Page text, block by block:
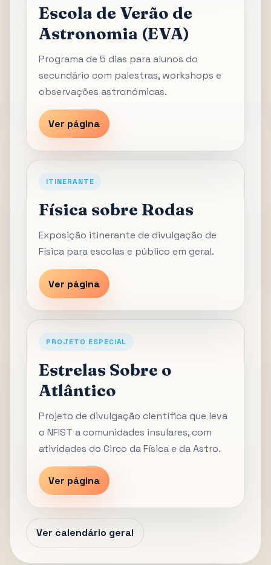
Escola de Verão de
Astronomia (EVA)
Programa de 5 dias para alunos do
secundário com palestras, workshops e
observações astronómicas.
Ver página
ITINERANTE
Física sobre Rodas
Exposição itinerante de divulgação de
Física para escolas e público em geral.
Ver página
PROJETO ESPECIAL
Estrelas Sobre o
Atlântico
Projeto de divulgação científica que leva
o NFIST a comunidades insulares, com
atividades do Circo da Física e da Astro.
Ver página
Ver calendário geral